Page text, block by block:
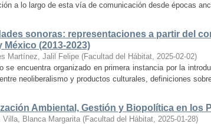
a lo largo de esta vía de comunicación desde épocas
sonoras: representaciones a partir del
México (2013-2023)
Martínez, Jalil Felipe (Facultad del Hábitat, 2025-02-02)
se encuentra organizado en primera instancia por la
neoliberalismo y productos culturales, definiciones
Ambiental, Gestión y Biopolítica en los
Villa, Blanca Margarita (Facultad del Hábitat, 2025-01-28)